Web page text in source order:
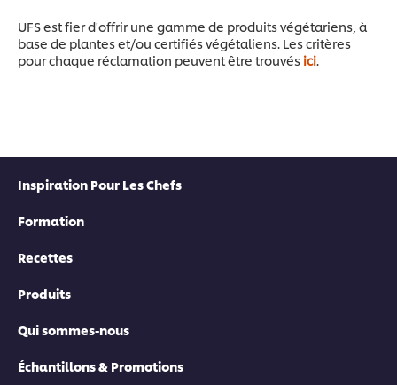
UFS est fier d'offrir une gamme de produits végétariens, à
base de plantes et/ou certifiés végétaliens. Les critères
pour chaque réclamation peuvent être trouvés ici.
Inspiration Pour Les Chefs
Formation
Recettes
Produits
Qui sommes-nous
Échantillons & Promotions